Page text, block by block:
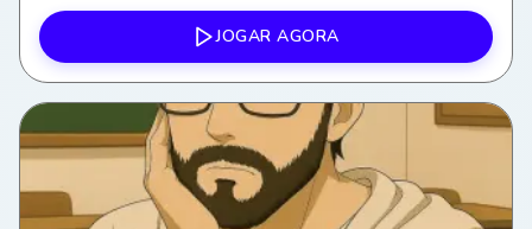
geográficos conosco. Pronto para a decolagem?
JOGAR AGORA